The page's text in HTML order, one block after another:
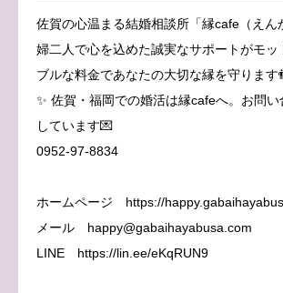
佐賀の心温まる結婚相談所「縁cafe（えん
婦二人で心を込めた誠実なサポートがモッ
ブルな料金であなたの大切な縁を守ります
✨ 佐賀・福岡での婚活は縁cafeへ。お問
しています💌
0952-97-8834
ホームページ https://
メール happy@gabaihayabusa.com
LINE https://lin.ee/eKqRUN9